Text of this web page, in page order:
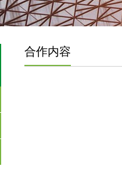
合作内容